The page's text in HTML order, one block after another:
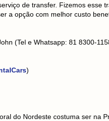
de transfer. Fizemos esse
a opção com melhor custo
(Tel e Whatsapp: 81 8300-
)
do Nordeste costuma ser na